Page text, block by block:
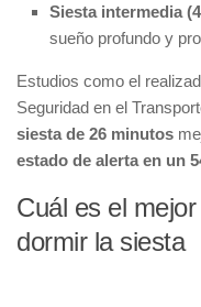
Siesta intermedia
sueño profundo y
Estudios como el
Seguridad en el
siesta de 26 minutos
estado de alerta en un
Cuál es el
dormir la siesta